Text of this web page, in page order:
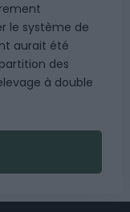
le système de
aurait été
des
à double